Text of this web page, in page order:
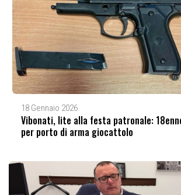
18 Gennaio 2026
Vibonati, lite alla festa patronale:
per porto di arma giocattolo